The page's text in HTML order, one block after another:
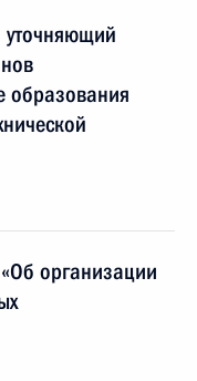
образования
организации